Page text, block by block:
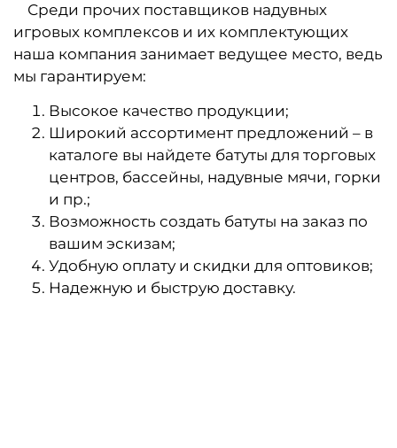
Среди прочих поставщиков надувных
игровых комплексов и их комплектующих
наша компания занимает ведущее место, ведь
мы гарантируем:
Высокое качество продукции;
Широкий ассортимент предложений – в
каталоге вы найдете батуты для торговых
центров, бассейны, надувные мячи, горки
и пр.;
Возможность создать батуты на заказ по
вашим эскизам;
Удобную оплату и скидки для оптовиков;
Надежную и быструю доставку.